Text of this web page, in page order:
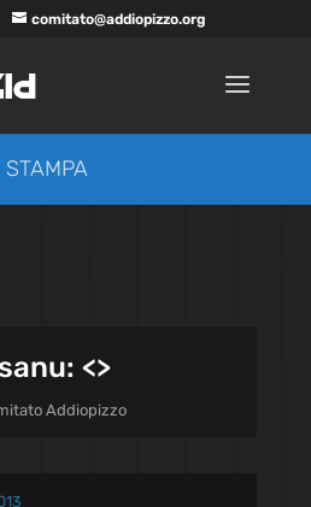
comitato@addiopizzo.org
<>
Addiopizzo